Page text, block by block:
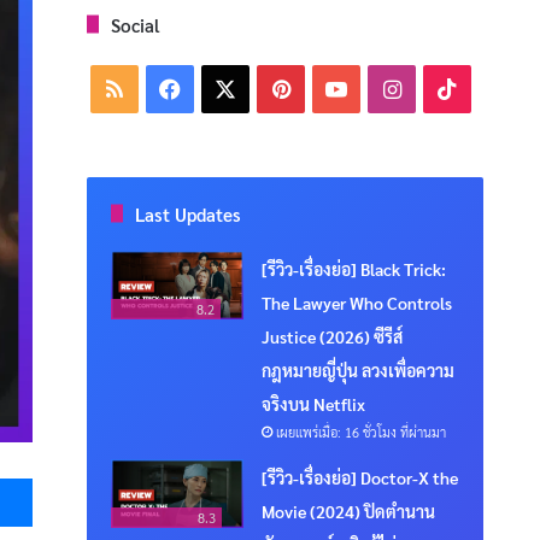
Messenger
Social
RSS Facebook PinterestYouTubeInstagram
Last Updates
8.2
[รีวิว-เรื่องย่อ] Black Trick:
The Lawyer Who Controls
Justice (2026) ซีรีส์
กฎหมายญี่ปุ่น ลวงเพื่อความ
จริงบน Netflix
เผยแพร่เมื่อ: 16 ชั่วโมง ที่ผ่านมา
8.3
[รีวิว-เรื่องย่อ] Doctor-X the
Movie (2024) ปิดตำนาน